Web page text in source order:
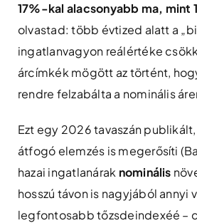
17%-kal alacsonyabb ma, mint
olvastad: több évtized alatt a
ingatlanvagyon reálértéke
árcímkék mögött az történt,
rendre felzabálta a nominális
Ezt egy 2026 tavaszán
átfogó elemzés is megerősíti
hazai ingatlanárak nominális
hosszú távon is nagyjából annyi
legfontosabb tőzsdeindexéé –